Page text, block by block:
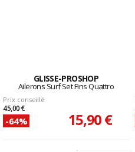
GLISSE-PROSHOP
Ailerons Surf Set Fins Quattro
Prix conseillé
45,00 €
-64% 15,90 €